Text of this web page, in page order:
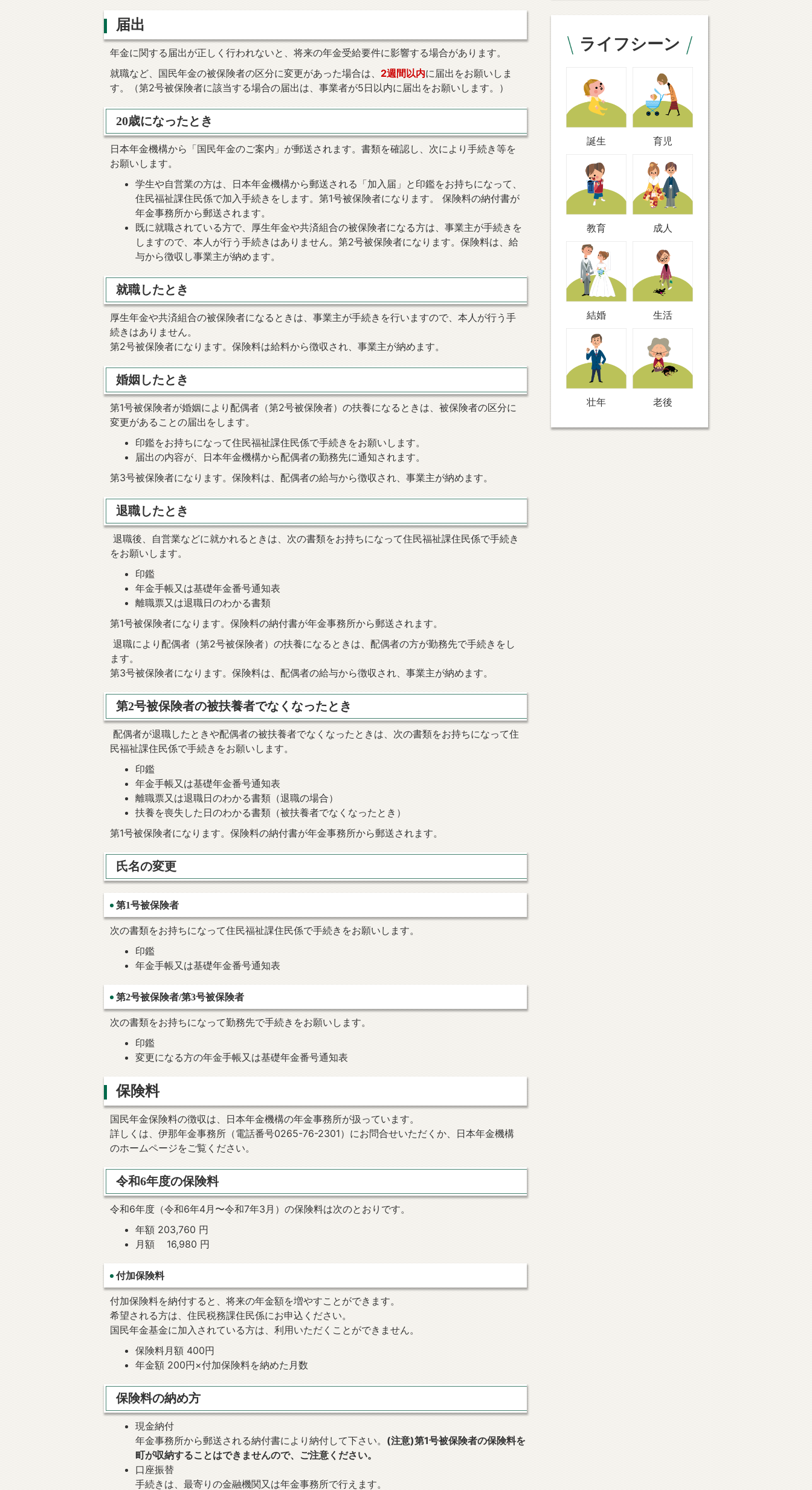
届出
年金に関する届出が正しく行われないと、将来の年金受給要件に影響する場合があります。
就職など、国民年金の被保険者の区分に変更があった場合は、 2週間以内に届出をお願いしま
す。（第2号被保険者に該当する場合の届出は、事業者が5日以内に届出をお願いします。）
20歳になったとき
日本年金機構から「国民年金のご案内」が郵送されます。書類を確認し、次により手続き等を
お願いします。
学生や自営業の方は、日本年金機構から郵送される「加入届」と印鑑をお持ちになって、
住民福祉課住民係で加入手続きをします。第1号被保険者になります。 保険料の納付書が
年金事務所から郵送されます。
既に就職されている方で、厚生年金や共済組合の被保険者になる方は、事業主が手続きを
しますので、本人が行う手続きはありません。第2号被保険者になります。保険料は、給
与から徴収し事業主が納めます。
就職したとき
厚生年金や共済組合の被保険者になるときは、事業主が手続きを行いますので、本人が行う手
続きはありません。
第2号被保険者になります。保険料は給料から徴収され、事業主が納めます。
婚姻したとき
第1号被保険者が婚姻により配偶者（第2号被保険者）の扶養になるときは、被保険者の区分に
変更があることの届出をします。
印鑑をお持ちになって住民福祉課住民係で手続きをお願いします。
届出の内容が、日本年金機構から配偶者の勤務先に通知されます。
第3号被保険者になります。保険料は、配偶者の給与から徴収され、事業主が納めます。
退職したとき
退職後、自営業などに就かれるときは、次の書類をお持ちになって住民福祉課住民係で手続き
をお願いします。
印鑑
年金手帳又は基礎年金番号通知表
離職票又は退職日のわかる書類
第1号被保険者になります。保険料の納付書が年金事務所から郵送されます。
退職により配偶者（第2号被保険者）の扶養になるときは、配偶者の方が勤務先で手続きをし
ます。
第3号被保険者になります。保険料は、配偶者の給与から徴収され、事業主が納めます。
第2号被保険者の被扶養者でなくなったとき
配偶者が退職したときや配偶者の被扶養者でなくなったときは、次の書類をお持ちになって住
民福祉課住民係で手続きをお願いします。
印鑑
年金手帳又は基礎年金番号通知表
離職票又は退職日のわかる書類（退職の場合）
扶養を喪失した日のわかる書類（被扶養者でなくなったとき）
第1号被保険者になります。保険料の納付書が年金事務所から郵送されます。
氏名の変更
第1号被保険者
次の書類をお持ちになって住民福祉課住民係で手続きをお願いします。
印鑑
年金手帳又は基礎年金番号通知表
第2号被保険者/第3号被保険者
次の書類をお持ちになって勤務先で手続きをお願いします。
印鑑
変更になる方の年金手帳又は基礎年金番号通知表
保険料
国民年金保険料の徴収は、日本年金機構の年金事務所が扱っています。
詳しくは、伊那年金事務所（電話番号0265-76-2301）にお問合せいただくか、日本年金機構
のホームページをご覧ください。
令和6年度の保険料
令和6年度（令和6年4月〜令和7年3月）の保険料は次のとおりです。
年額 203,760 円
月額 16,980 円
付加保険料
付加保険料を納付すると、将来の年金額を増やすことができます。
希望される方は、住民税務課住民係にお申込ください。
国民年金基金に加入されている方は、利用いただくことができません。
保険料月額 400円
年金額 200円×付加保険料を納めた月数
保険料の納め方
現金納付
年金事務所から郵送される納付書により納付して下さい。 (注意)第1号被保険者の保険料を
町が収納することはできませんので、ご注意ください。
口座振替
手続きは、最寄りの金融機関又は年金事務所で行えます。
ライフシーン
誕生 育児
教育 成人
結婚 生活
壮年 老後